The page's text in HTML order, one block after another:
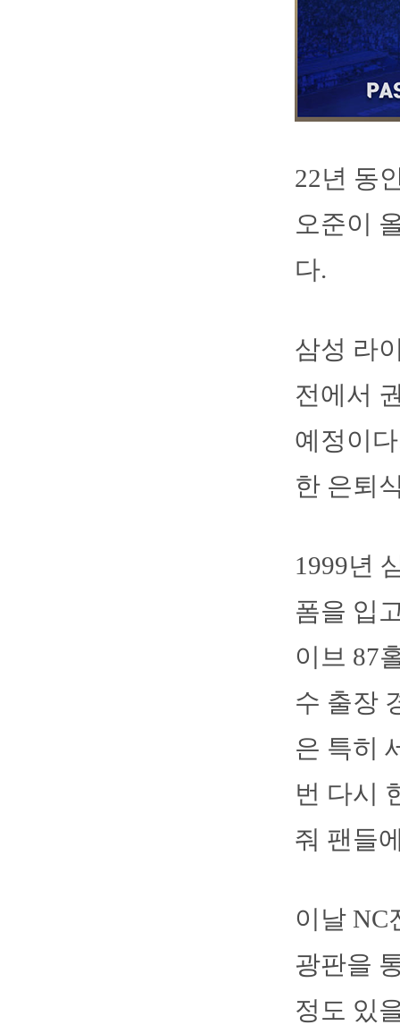
22년 동
오준이
다.
삼성 라
전에서
예정이
한 은퇴
1999년
폼을 입
이브 87
수 출장
은 특히
번 다시
줘 팬들
이날 NC
광판을
정도 있